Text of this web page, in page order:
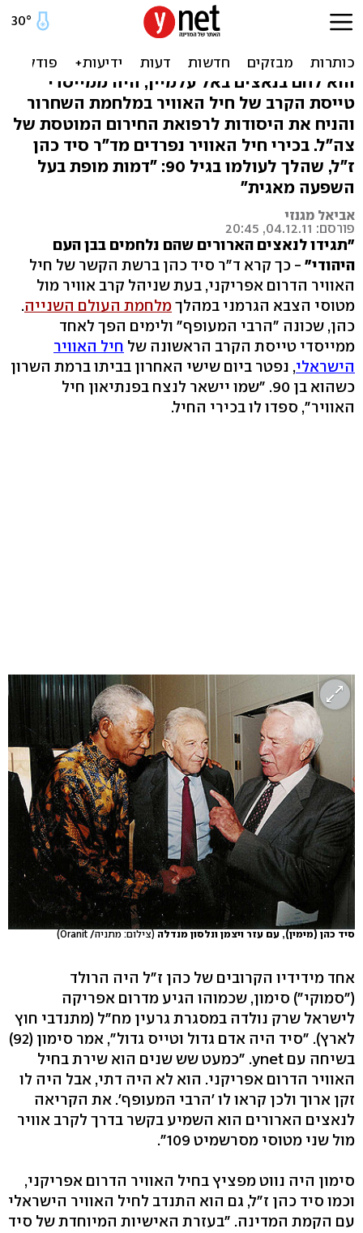
הרבי המעופף הלך לעולמו:
'אדם גדול וטייס גדול'
הוא לחם בנאצים באל עלמיין, היה ממייסדי
טייסת הקרב של חיל האוויר במלחמת השחרור
והניח את היסודות לרפואת החירום המוטסת של
צה"ל. בכירי חיל האוויר נפרדים מד"ר סיד כהן
ז"ל, שהלך לעולמו בגיל 90: "דמות מופת בעל
השפעה מאגית"
אביאל מגנזי
פורסם: 04.12.11, 20:45
"תגידו לנאצים הארורים שהם נלחמים בבן העם
היהודי" - כך קרא ד"ר סיד כהן ברשת הקשר של חיל
האוויר הדרום אפריקני, בעת שניהל קרב אוויר מול
מטוסי הצבא הגרמני במהלךמלחמת העולם השנייה.
כהן, שכונה "הרבי המעופף" ולימים הפך לאחד
ממייסדי טייסת הקרב הראשונה של חיל האוויר
הישראלי, נפטר ביום שישי האחרון בביתו ברמת השרון
כשהוא בן 90. "שמו יישאר לנצח בפנתיאון חיל
האוויר", ספדו לו בכירי החיל.
סיד כהן (מימין), עם עזר ויצמן ונלסון מנדלה(צילום: מתניה/ Oranit)
אחד מידידיו הקרובים של כהן ז"ל היה הרולד
("סמוקי") סימון, שכמוהו הגיע מדרום אפריקה
לישראל שרק נולדה במסגרת גרעין מח"ל (מתנדבי חוץ
לארץ). "סיד היה אדם גדול וטייס גדול", אמר סימון (92)
בשיחה עם ynet. "כמעט שש שנים הוא שירת בחיל
האוויר הדרום אפריקני. הוא לא היה דתי, אבל היה לו
זקן ארוך ולכן קראו לו 'הרבי המעופף'. את הקריאה
לנאצים הארורים הוא השמיע בקשר בדרך לקרב אוויר
מול שני מטוסי מסרשמיט 109".
סימון היה נווט מפציץ בחיל האוויר הדרום אפריקני,
וכמו סיד כהן ז"ל, גם הוא התנדב לחיל האוויר הישראלי
עם הקמת המדינה. "בעזרת האישיות המיוחדת של סיד